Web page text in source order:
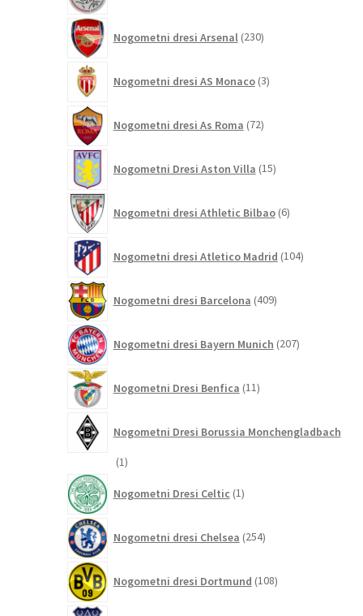
Nogometni dresi Arsenal 230izdelkov
Nogometni dresi AS Monaco 3izdelki
Nogometni dresi As Roma 72izdelkov
Nogometni Dresi Aston Villa 15izdelkov
Nogometni dresi Athletic Bilbao 6izdelkov
Nogometni dresi Atletico Madrid 104izdelki
Nogometni dresi Barcelona 409izdelkov
Nogometni dresi Bayern Munich 207izdelkov
Nogometni Dresi Benfica 11izdelkov
Nogometni Dresi Borussia Monchengladbach
11
Nogometni Dresi Celtic 1izdelek
Nogometni dresi Chelsea 254izdelkov
Nogometni dresi Dortmund 108izdelkov